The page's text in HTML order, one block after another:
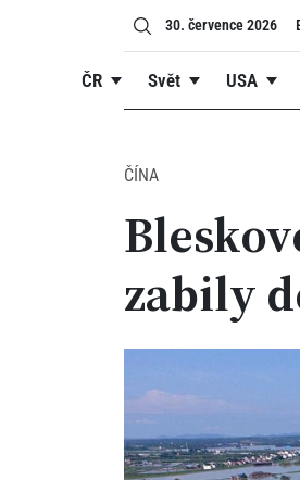
30. července 2026
ČR Svět USA
ČÍNA
zabily